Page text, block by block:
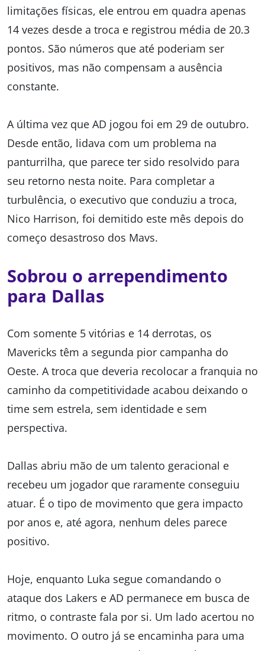
limitações físicas, ele entrou em quadra apenas
14 vezes desde a troca e registrou média de 20.3
pontos. São números que até poderiam ser
positivos, mas não compensam a ausência
constante.
A última vez que AD jogou foi em 29 de outubro.
Desde então, lidava com um problema na
panturrilha, que parece ter sido resolvido para
seu retorno nesta noite. Para completar a
turbulência, o executivo que conduziu a troca,
Nico Harrison, foi demitido este mês depois do
começo desastroso dos Mavs.
Sobrou o arrependimento
para Dallas
Com somente 5 vitórias e 14 derrotas, os
Mavericks têm a segunda pior campanha do
Oeste. A troca que deveria recolocar a franquia no
caminho da competitividade acabou deixando o
time sem estrela, sem identidade e sem
perspectiva.
Dallas abriu mão de um talento geracional e
recebeu um jogador que raramente conseguiu
atuar. É o tipo de movimento que gera impacto
por anos e, até agora, nenhum deles parece
positivo.
Hoje, enquanto Luka segue comandando o
ataque dos Lakers e AD permanece em busca de
ritmo, o contraste fala por si. Um lado acertou no
movimento. O outro já se encaminha para uma